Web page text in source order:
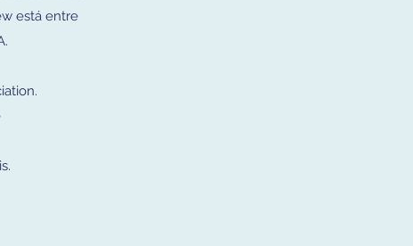
está entre